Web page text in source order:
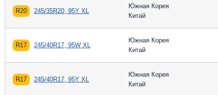
R20 245/35R20, 95Y XL
Южная Корея
Китай
R17 245/40R17, 95W XL
Южная Корея
Китай
R17 245/40R17, 95Y XL
Южная Корея
Китай